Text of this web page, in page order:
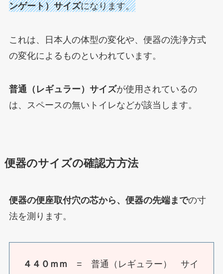
ンゲート）サイズになります。
これは、日本人の体型の変化や、便器の洗浄方式
の変化によるものといわれています。
普通（レギュラー）サイズが使用されているの
は、スペースの無いトイレなどが該当します。
便器のサイズの確認方方法
便器の便座取付穴の芯から、便器の先端までの寸
法を測ります。
４４０ｍｍ = 普通（レギュラー） サイ